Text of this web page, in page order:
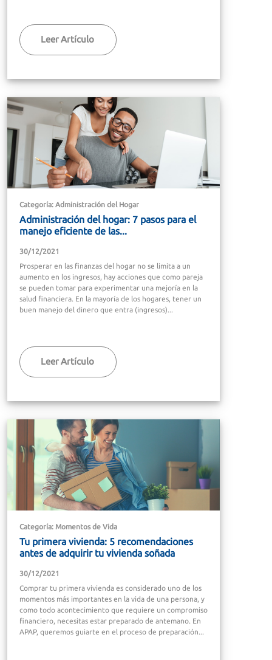
Leer Artículo
Categoría: Administración del Hogar
Administración del hogar: 7 pasos para el
manejo eficiente de las...
30/12/2021
Prosperar en las finanzas del hogar no se limita a un
aumento en los ingresos, hay acciones que como pareja
se pueden tomar para experimentar una mejoría en la
salud financiera. En la mayoría de los hogares, tener un
buen manejo del dinero que entra (ingresos)...
Leer Artículo
Categoría: Momentos de Vida
Tu primera vivienda: 5 recomendaciones
antes de adquirir tu vivienda soñada
30/12/2021
Comprar tu primera vivienda es considerado uno de los
momentos más importantes en la vida de una persona, y
como todo acontecimiento que requiere un compromiso
financiero, necesitas estar preparado de antemano. En
APAP, queremos guiarte en el proceso de preparación...